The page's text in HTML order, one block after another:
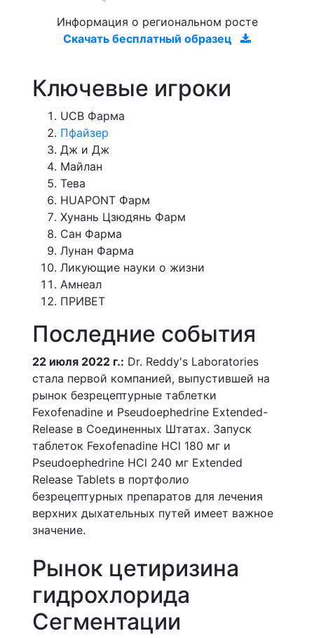
Информация о региональном росте
Скачать бесплатный образец
Ключевые игроки
UCB Фарма
Пфайзер
Дж и Дж
Майлан
Тева
HUAPONT Фарм
Хунань Цзюдянь Фарм
Сан Фарма
Лунан Фарма
Ликующие науки о жизни
Амнеал
ПРИВЕТ
Последние события
22 июля 2022 г.: Dr. Reddy's Laboratories
стала первой компанией, выпустившей на
рынок безрецептурные таблетки
Fexofenadine и Pseudoephedrine Extended-
Release в Соединенных Штатах. Запуск
таблеток Fexofenadine HCl 180 мг и
Pseudoephedrine HCl 240 мг Extended
Release Tablets в портфолио
безрецептурных препаратов для лечения
верхних дыхательных путей имеет важное
значение.
Рынок цетиризина
гидрохлорида
Сегментации